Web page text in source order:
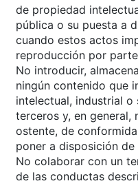
de propiedad
pública o su puesta a
cuando estos actos
reproducción por
No introducir,
ningún contenido que
intelectual, industrial o
terceros y, en general,
ostente, de
poner a disposición de
No colaborar con un
de las conductas